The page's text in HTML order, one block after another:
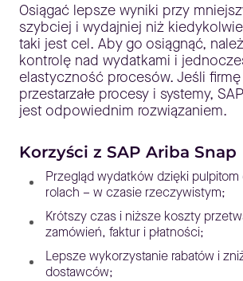
Osiągać lepsze wyniki przy
szybciej i wydajniej niż
taki jest cel. Aby go osiągnąć,
kontrolę nad wydatkami i
elastyczność procesów. Jeśli firmę
przestarzałe procesy i systemy,
jest odpowiednim rozwiązaniem.
Korzyści z SAP Ariba Snap
Przegląd wydatków dzięki pulpitom
rolach – w czasie rzeczywistym;
Krótszy czas i niższe koszty
zamówień, faktur i płatności;
Lepsze wykorzystanie rabatów i
dostawców;